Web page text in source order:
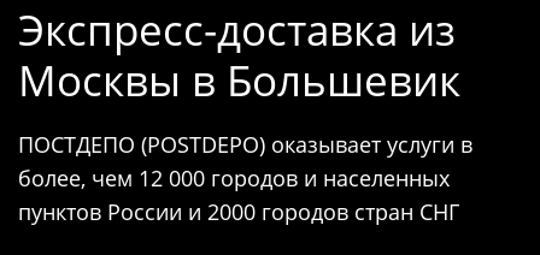
Экспресс-доставка из
Москвы в Большевик
ПОСТДЕПО (POSTDEPO) оказывает услуги в
более, чем 12 000 городов и населенных
пунктов России и 2000 городов стран СНГ